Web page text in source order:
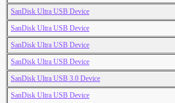
SanDisk Ultra USB Device
SanDisk Ultra USB Device
SanDisk Ultra USB Device
SanDisk Ultra USB Device
SanDisk Ultra USB 3.0 Device
SanDisk Ultra USB Device